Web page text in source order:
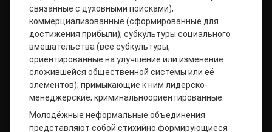
связанные с духовными поисками);
коммерциализованные (сформированные для
достижения прибыли); субкультуры социального
вмешательства (все субкультуры,
ориентированные на улучшение или изменение
сложившейся общественной системы или её
элементов); примыкающие к ним лидерско-
менеджерские; криминальноориентированные.
Молодёжные неформальные объединения
представляют собой стихийно формирующиеся